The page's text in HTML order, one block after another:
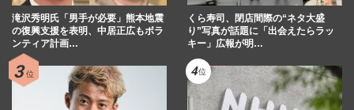
滝沢秀明氏「男手が必要」熊本地震
の復興支援を表明、中居正広もボラ
ンティア計画…
くら寿司、閉店間際の“ネタ大盛
り”写真が話題に「出会えたらラッ
キー」広報が明…